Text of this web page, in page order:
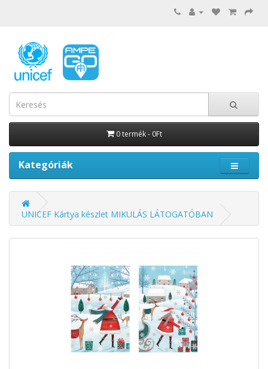
0 termék - 0Ft
Kategóriák
UNICEF Kártya készlet MIKULÁS LÁTOGATÓBAN